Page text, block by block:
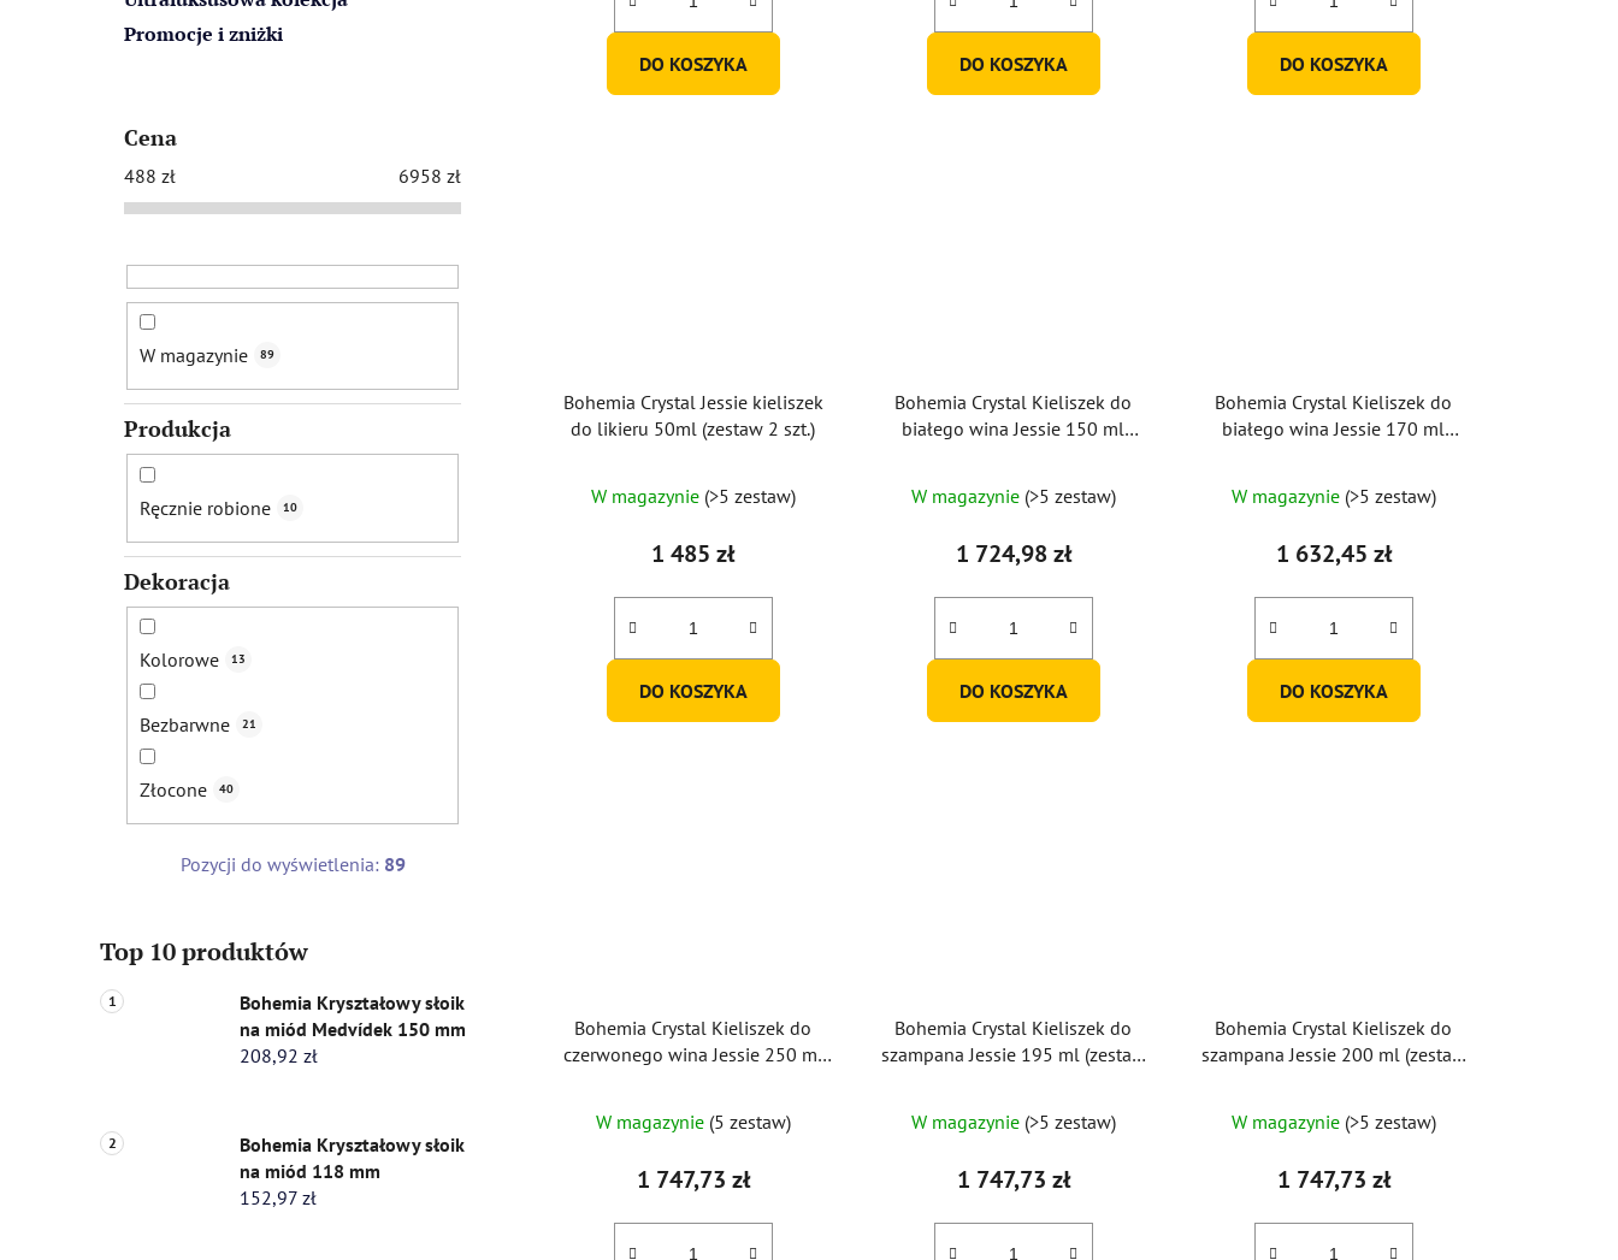
Promocje i zniżki
Cena
488 zł 6958 zł
W magazynie 89
Produkcja
Ręcznie robione 10
Dekoracja
Kolorowe 13
Bezbarwne 21
Złocone 40
Pozycji do wyświetlenia: 89
Top 10 produktów
Bohemia Kryształowy słoik
na miód Medvídek 150 mm
208,92 zł
Bohemia Kryształowy słoik
na miód 118 mm
152,97 zł
DO KOSZYKA DO KOSZYKA DO KOSZYKA
Bohemia Crystal Jessie kieliszek
do likieru 50ml (zestaw 2 szt.)
W magazynie (>5 zestaw)
1 485 zł
DO KOSZYKA
Bohemia Crystal Kieliszek do
białego wina Jessie 150 ml
W magazynie (>5 zestaw)
1 724,98 zł
DO KOSZYKA
Bohemia Crystal Kieliszek do
białego wina Jessie 170 ml
W magazynie (>5 zestaw)
1 632,45 zł
DO KOSZYKA
Bohemia Crystal Kieliszek do
czerwonego wina Jessie 250 ml
W magazynie (5 zestaw)
1 747,73 zł
Bohemia Crystal Kieliszek do
szampana Jessie 195 ml (zestaw
W magazynie (>5 zestaw)
1 747,73 zł
Bohemia Crystal Kieliszek do
szampana Jessie 200 ml (zestaw
W magazynie (>5 zestaw)
1 747,73 zł